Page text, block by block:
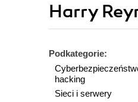
Harry
Podkategorie:
hacking
Sieci i serwery